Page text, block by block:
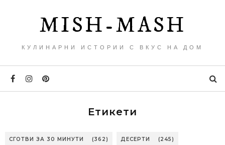
MISH-MASH
КУЛИНАРНИ ИСТОРИИ С ВКУС НА ДОМ
Етикети
СГОТВИ ЗА 30 МИНУТИ (362) ДЕСЕРТИ (245)